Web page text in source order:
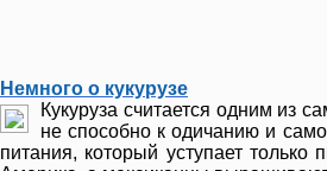
Немного о кукурузе
Кукуруза считается одним из
не способно к одичанию и
питания, который уступает